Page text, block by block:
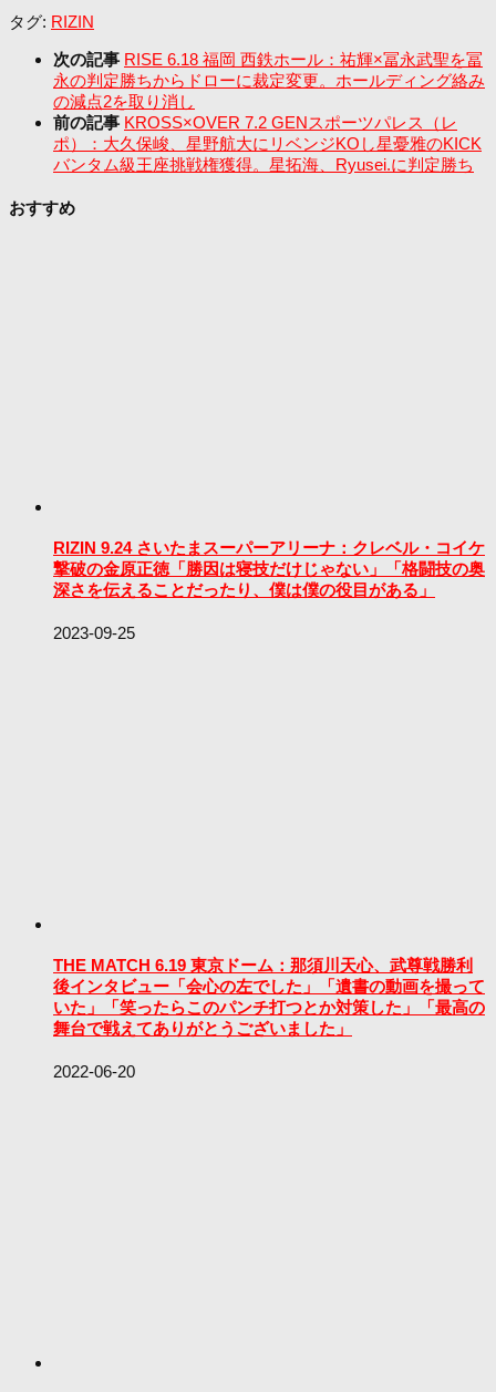
タグ: RIZIN
次の記事 RISE 6.18 福岡 西鉄ホール：祐輝×冨永武聖を冨
永の判定勝ちからドローに裁定変更。ホールディング絡み
の減点2を取り消し
前の記事 KROSS×OVER 7.2 GENスポーツパレス（レ
ポ）：大久保峻、星野航大にリベンジKOし星憂雅のKICK
バンタム級王座挑戦権獲得。星拓海、Ryusei.に判定勝ち
おすすめ
RIZIN 9.24 さいたまスーパーアリーナ：クレベル・コイケ
撃破の金原正徳「勝因は寝技だけじゃない」「格闘技の奥
深さを伝えることだったり、僕は僕の役目がある」
2023-09-25
THE MATCH 6.19 東京ドーム：那須川天心、武尊戦勝利
後インタビュー「会心の左でした」「遺書の動画を撮って
いた」「笑ったらこのパンチ打つとか対策した」「最高の
舞台で戦えてありがとうございました」
2022-06-20